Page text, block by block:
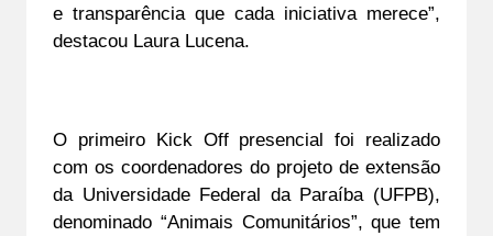
e transparência que cada iniciativa merece”,
destacou Laura Lucena.
O primeiro Kick Off presencial foi realizado
com os coordenadores do projeto de extensão
da Universidade Federal da Paraíba (UFPB),
denominado “Animais Comunitários”, que tem